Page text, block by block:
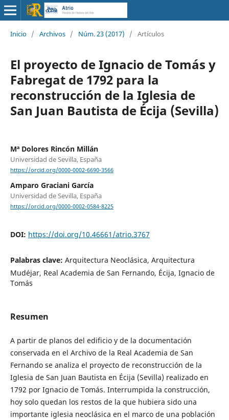
Inicio / Archivos / Núm. 23 (2017) / Artículos
El proyecto de Ignacio de Tomás y
Fabregat de 1792 para la
reconstrucción de la Iglesia de
San Juan Bautista de Écija (Sevilla)
Mª Dolores Rincón Millán
Universidad de Sevilla, España
https://orcid.org/0000-0002-6690-3566
Amparo Graciani García
Universidad de Sevilla, España
https://orcid.org/0000-0002-0584-8225
DOI: https://doi.org/10.46661/atrio.3767
Palabras clave: Arquitectura Neoclásica, Arquitectura
Mudéjar, Real Academia de San Fernando, Écija, Ignacio de
Tomás
Resumen
A partir de planos del edificio y de la documentación
conservada en el Archivo de la Real Academia de San
Fernando se analiza el proyecto de reconstrucción de la
Iglesia de San Juan Bautista en Écija (Sevilla) realizado en
1792 por Ignacio de Tomás. Interrumpida la construcción,
hoy solo quedan los restos de la que hubiera sido una
importante iglesia neoclásica en el marco de una población